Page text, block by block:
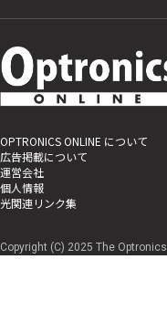
OPTRONICS ONLINE について
広告掲載について
運営会社
個人情報
光関連リンク集
Copyright (C) 2025 The